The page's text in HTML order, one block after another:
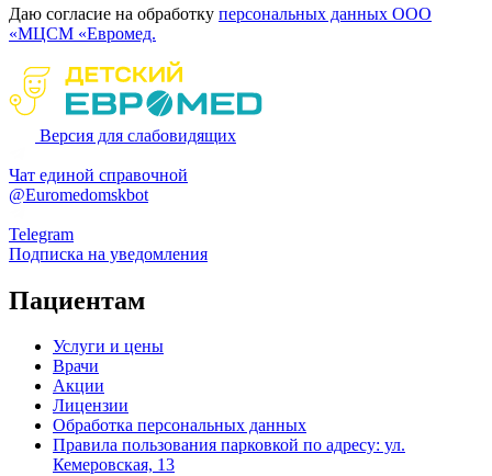
Даю согласие на обработку персональных данных ООО
«МЦСМ «Евромед.
Версия для слабовидящих
Чат единой справочной
@Euromedomskbot
Telegram
Подписка на уведомления
Пациентам
Услуги и цены
Врачи
Акции
Лицензии
Обработка персональных данных
Правила пользования парковкой по адресу: ул.
Кемеровская, 13